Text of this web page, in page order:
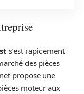
s’est rapidement
des pièces
propose une
moteur aux